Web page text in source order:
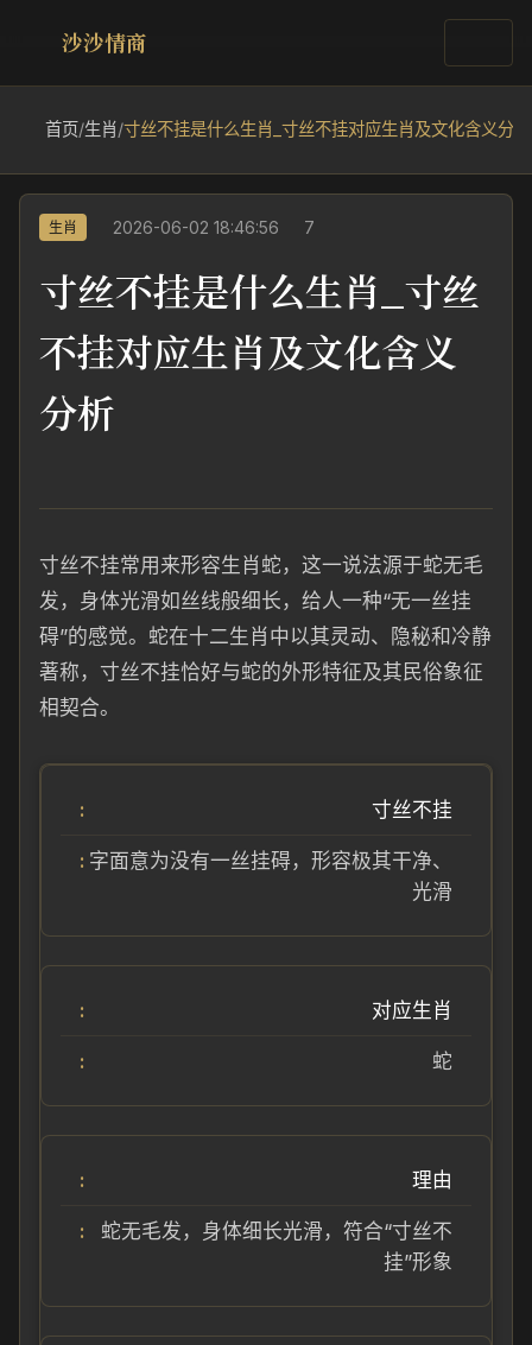
沙沙情商
首页/生肖/寸丝不挂是什么生肖_寸丝不挂对应生肖及文化含义分析
生肖 2026-06-02 18:46:56 7
寸丝不挂是什么生肖_寸丝
不挂对应生肖及文化含义
分析
寸丝不挂常用来形容生肖蛇，这一说法源于蛇无毛
发，身体光滑如丝线般细长，给人一种“无一丝挂
碍”的感觉。蛇在十二生肖中以其灵动、隐秘和冷静
著称，寸丝不挂恰好与蛇的外形特征及其民俗象征
相契合。
寸丝不挂
字面意为没有一丝挂碍，形容极其干净、
光滑
对应生肖
蛇
理由
蛇无毛发，身体细长光滑，符合“寸丝不
挂”形象